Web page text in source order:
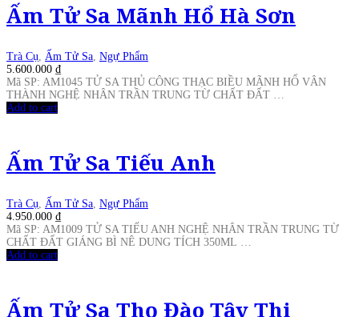
Ấm Tử Sa Mãnh Hổ Hà Sơn
Trà Cụ, Ấm Tử Sa, Ngự Phẩm
5.600.000 ₫
Mã SP: AM1045 TỬ SA THỦ CÔNG THẠC BIỀU MÃNH HỔ VÂN
THÀNH NGHỆ NHÂN TRẦN TRUNG TỪ CHẤT ĐẤT …
Add to cart
Ấm Tử Sa Tiếu Anh
Trà Cụ, Ấm Tử Sa, Ngự Phẩm
4.950.000 ₫
Mã SP: AM1009 TỬ SA TIẾU ANH NGHỆ NHÂN TRẦN TRUNG TỪ
CHẤT ĐẤT GIÁNG BÌ NÊ DUNG TÍCH 350ML …
Add to cart
Ấm Tử Sa Thọ Đào Tây Thi